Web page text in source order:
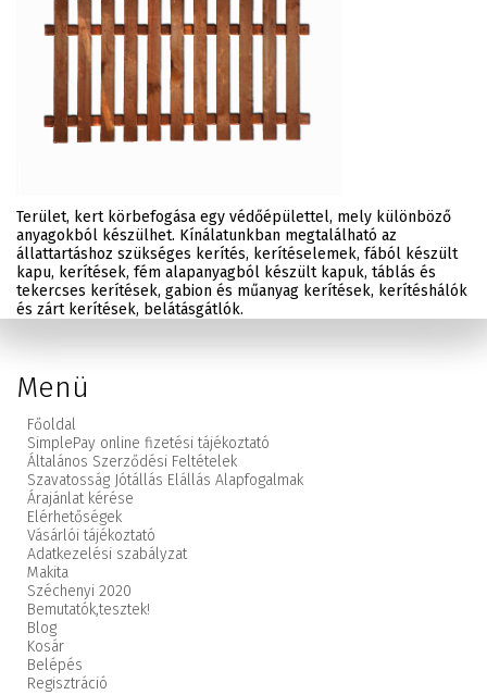
Terület, kert körbefogása egy védőépülettel, mely különböző
anyagokból készülhet. Kínálatunkban megtalálható az
állattartáshoz szükséges kerítés, kerítéselemek, fából készült
kapu, kerítések, fém alapanyagból készült kapuk, táblás és
tekercses kerítések, gabion és műanyag kerítések, kerítéshálók
és zárt kerítések, belátásgátlók.
Menü
Főoldal
SimplePay online fizetési tájékoztató
Általános Szerződési Feltételek
Szavatosság Jótállás Elállás Alapfogalmak
Árajánlat kérése
Elérhetőségek
Vásárlói tájékoztató
Adatkezelési szabályzat
Makita
Széchenyi 2020
Bemutatók,tesztek!
Blog
Kosár
Belépés
Regisztráció